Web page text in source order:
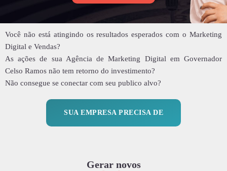
Você não está atingindo os resultados esperados com o Marketing
Digital e Vendas?
As ações de sua Agência de Marketing Digital em Governador
Celso Ramos não tem retorno do investimento?
Não consegue se conectar com seu publico alvo?
SUA EMPRESA PRECISA DE
Gerar novos